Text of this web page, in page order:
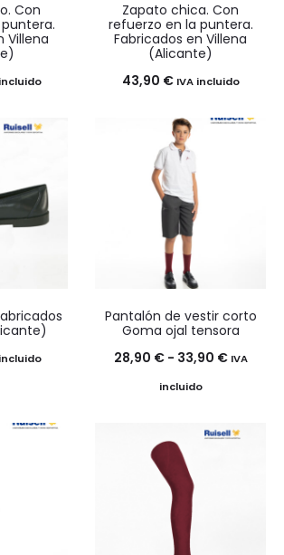
Con
Villena
Zapato chica. Con
refuerzo en la puntera.
Fabricados en Villena
(Alicante)
43,90 € IVA incluido
Pantalón de vestir corto
Goma ojal tensora
28,90 € - 33,90 €Rango
desde
IVA
incluido